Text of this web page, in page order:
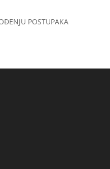
POSTUPAKA